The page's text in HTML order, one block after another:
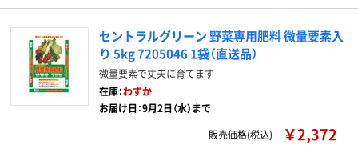
セントラルグリーン 野菜専用肥料 微量要素入
り 5kg 7205046 1袋（直送品）
微量要素で丈夫に育てます
在庫：わずか
お届け日：9月2日（水）まで
販売価格(税込)
￥2,372